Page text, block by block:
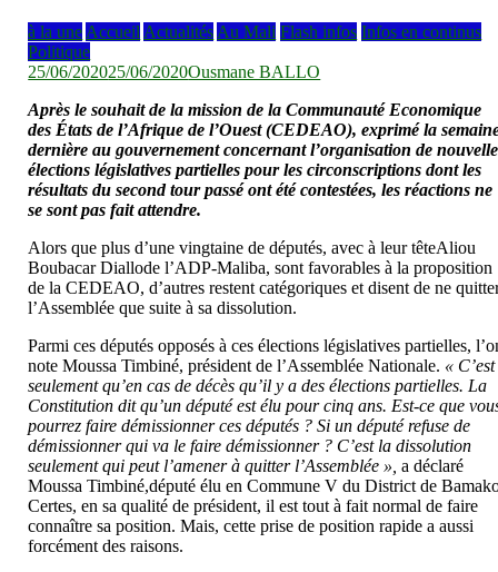
à la une Accueil Actualités Au Mali Flash infos Infos en continus
Politique
25/06/202025/06/2020Ousmane BALLO
Après le souhaitde la mission de la Communauté Economique
des États de l’Afrique de l’Ouest (CEDEAO), exprimé la
dernière au gouvernement concernant l’organisation de
élections législatives partielles pour les circonscriptions dont les
résultats du second tour passé ont été contestées, les réactions ne
se sont pas fait attendre.
Alors que plus d’une vingtaine de députés, avec à leur têteAliou
Boubacar Diallode l’ADP-Maliba, sont favorables à la proposition
de la CEDEAO, d’autres restent catégoriques et disent de ne
l’Assemblée que suite à sa dissolution.
Parmi ces députés opposés à ces élections législatives partielles,
note Moussa Timbiné, président de l’Assemblée Nationale. « C’est
seulement qu’en cas de décès qu’il y a des élections partielles. La
Constitution dit qu’un député est élu pour cinq ans. Est-ce que
pourrez faire démissionner ces députés ? Si un député refuse de
démissionner qui va le faire démissionner ? C’est la dissolution
seulement qui peut l’amener à quitter l’Assemblée »,a déclaré
Moussa Timbiné,député élu en Commune V du District de
Certes, en sa qualité de président, il est tout à fait normal de faire
connaître sa position. Mais, cette prise de position rapide a aussi
forcément des raisons.